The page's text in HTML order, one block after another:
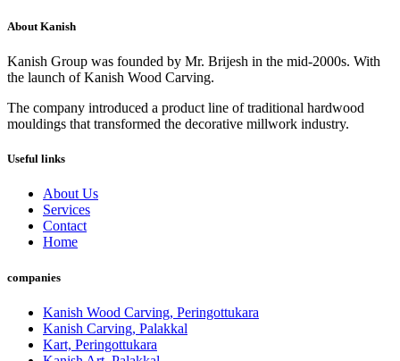
About Kanish
Kanish Group was founded by Mr. Brijesh in the mid-2000s. With
the launch of Kanish Wood Carving.
The company introduced a product line of traditional hardwood
mouldings that transformed the decorative millwork industry.
Useful links
About Us
Services
Contact
Home
companies
Kanish Wood Carving, Peringottukara
Kanish Carving, Palakkal
Kart, Peringottukara